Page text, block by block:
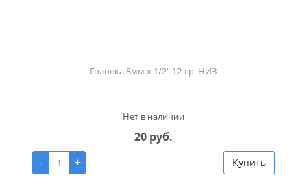
Головка 8мм х 1/2" 12-гр. НИЗ
Нет в наличии
20 руб.
-
+ Купить